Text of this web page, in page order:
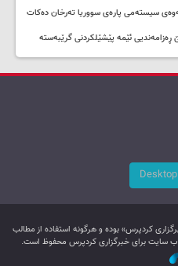
ئێمە پێشێلکردنی گرێبەستە
کردپرس» بوده و هرگونه استفاده از مطالب
سایت برای خبرگزاری کردپرس محفوظ است.